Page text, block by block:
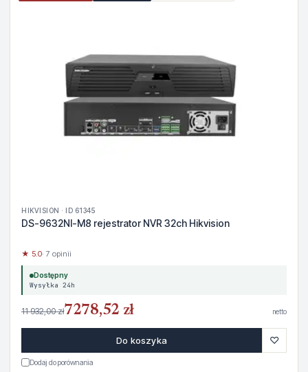
HIKVISION · ID 61345
DS-9632NI-M8 rejestrator NVR 32ch Hikvision
★ 5.0· 7 opinii
Dostępny
Wysyłka 24h
11 932,00 zł7278,52 zł netto
Do koszyka ♡
Dodaj do porównania